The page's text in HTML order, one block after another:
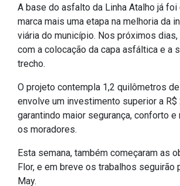
Serviços
IPTU 2026
Nota Fiscal Eletrônica
Portal do Cidadão
Portal do Servidor
Publicações
A base do asfalto da Linha Atalho já foi
marca mais uma etapa na melhoria da
viária do município. Nos próximos dias,
com a colocação da capa asfáltica e a
trecho.
O projeto contempla 1,2 quilômetros
envolve um investimento superior a R$
garantindo maior segurança, conforto
os moradores.
Esta semana, também começaram as
Flor, e em breve os trabalhos seguirão
May.